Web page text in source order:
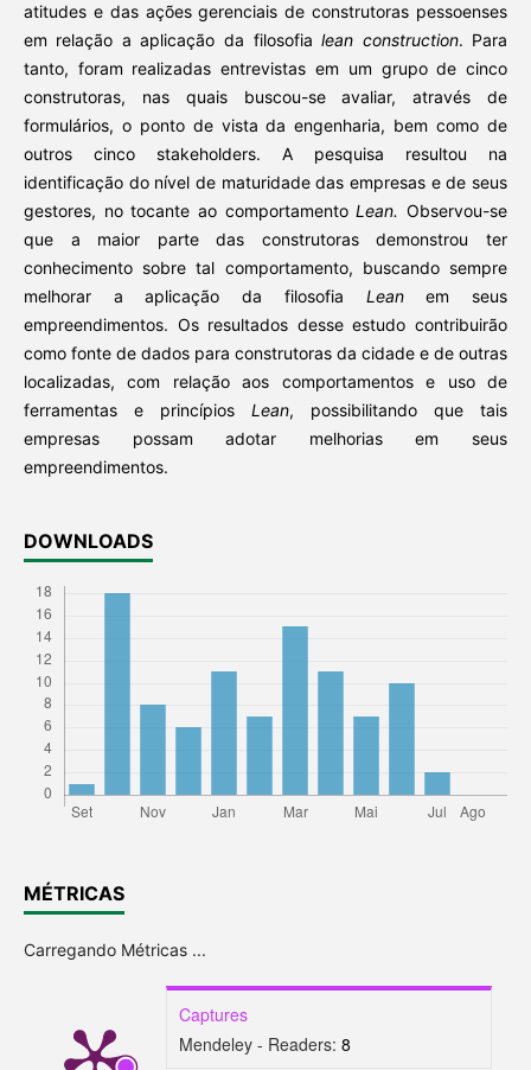
atitudes e das ações gerenciais de construtoras pessoenses
em relação a aplicação da filosofialean construction. Para
tanto, foram realizadas entrevistas em um grupo de cinco
construtoras, nas quais buscou-se avaliar, através de
formulários, o ponto de vista da engenharia, bem como de
outros cinco stakeholders. A pesquisa resultou na
identificação do nível de maturidade das empresas e de seus
gestores, no tocante ao comportamentoLean. Observou-se
que a maior parte das construtoras demonstrou ter
conhecimento sobre tal comportamento, buscando sempre
melhorar a aplicação da filosofia Leanem seus
empreendimentos. Os resultados desse estudo contribuirão
como fonte de dados para construtoras da cidade e de outras
localizadas, com relação aos comportamentos e uso de
ferramentas e princípios Lean, possibilitando que tais
empresas possam adotar melhorias em seus
empreendimentos.
DOWNLOADS
MÉTRICAS
Carregando Métricas ...
Captures
Mendeley - Readers: 8